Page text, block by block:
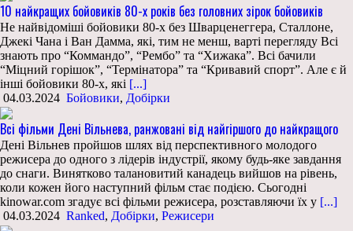
10 найкращих бойовиків 80-х років без головних зірок бойовиків
Не найвідоміші бойовики 80-х без Шварценеггера, Сталлоне,
Джекі Чана і Ван Дамма, які, тим не менш, варті перегляду Всі
знають про “Коммандо”, “Рембо” та “Хижака”. Всі бачили
“Міцний горішок”, “Термінатора” та “Кривавий спорт”. Але є й
інші бойовики 80-х, які [...]
04.03.2024 Бойовики, Добірки
Всі фільми Дені Вільнева, ранжовані від найгіршого до найкращого
Дені Вільнев пройшов шлях від перспективного молодого
режисера до одного з лідерів індустрії, якому будь-яке завдання
до снаги. Винятково талановитий канадець вийшов на рівень,
коли кожен його наступний фільм стає подією. Сьогодні
kinowar.com згадує всі фільми режисера, розставляючи їх у [...]
04.03.2024 Ranked, Добірки, Режисери